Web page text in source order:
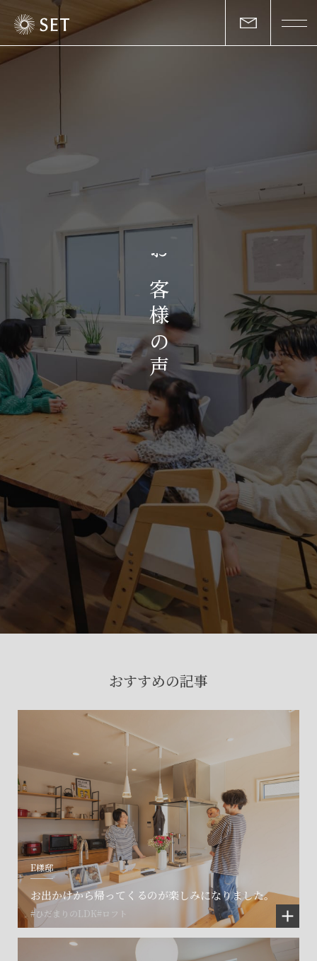
お
客
様
の
声
おすすめの記事
E様邸
お出かけから帰ってくるのが楽しみになりました。
#ひだまりのLDK#ロフト
物件一覧
お客様の声
お知らせ・イベント
会社概要・アクセス
スタッフ紹介
プライバシーポリシー
賃貸管理サイトはこちら
会社に関することや物件についての
お問い合わせはこちらから
土地の活用・賃貸経営に関する
関連施設一覧
©SET inc.